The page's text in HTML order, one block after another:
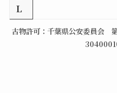
L
古物許可：千葉県公安委員会